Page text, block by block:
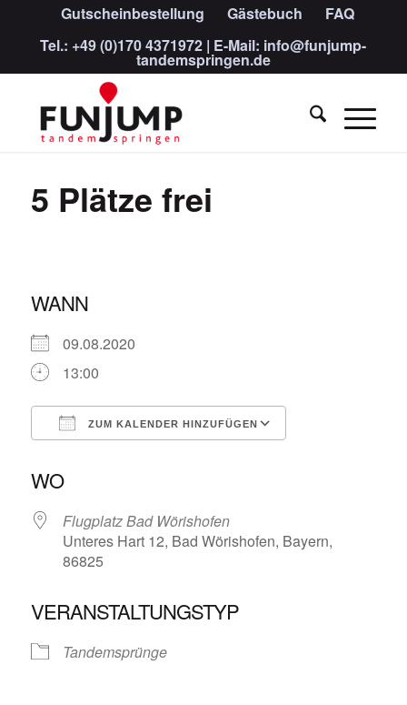
Gutscheinbestellung Gästebuch
FAQ
Tel.: +49 (0)170 4371972 | E-Mail: info@funjump-
tandemspringen.de
5 Plätze frei
WANN
09.08.2020
13:00
ZUM KALENDER HINZUFÜGEN
WO
Flugplatz Bad Wörishofen
Unteres Hart 12, Bad Wörishofen, Bayern,
86825
VERANSTALTUNGSTYP
Tandemsprünge